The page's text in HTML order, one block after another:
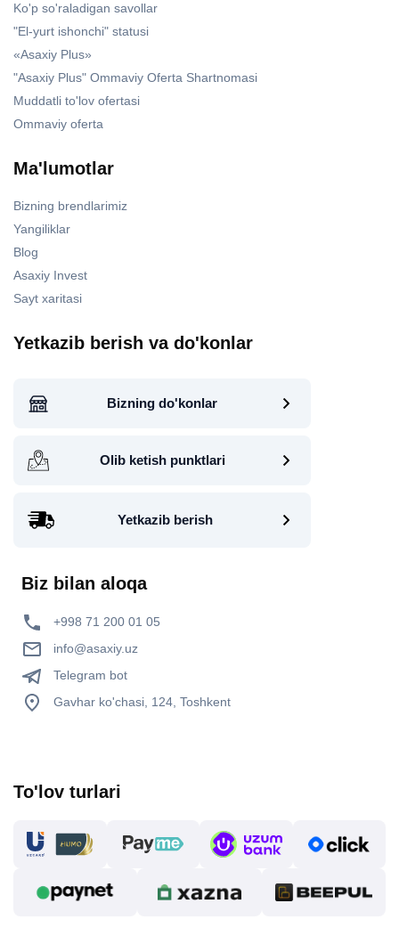
Ko'p so'raladigan savollar
"El-yurt ishonchi" statusi
«Asaxiy Plus»
"Asaxiy Plus" Ommaviy Oferta Shartnomasi
Muddatli to'lov ofertasi
Ommaviy oferta
Ma'lumotlar
Bizning brendlarimiz
Yangiliklar
Blog
Asaxiy Invest
Sayt xaritasi
Yetkazib berish va do'konlar
Bizning do'konlar
Olib ketish punktlari
Yetkazib berish
Biz bilan aloqa
+998 71 200 01 05
info@asaxiy.uz
Telegram bot
Gavhar ko'chasi, 124, Toshkent
To'lov turlari